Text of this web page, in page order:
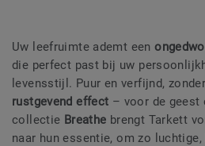
Uw leefruimte ademt een
die perfect past bij uw
levensstijl. Puur en verfijnd,
rustgevend effect – voor de geest
collectie Breathe brengt Tarkett
naar hun essentie, om zo